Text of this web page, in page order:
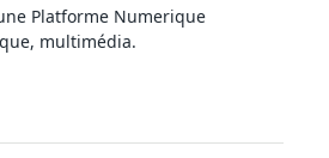
Platforme Numerique
multimédia.